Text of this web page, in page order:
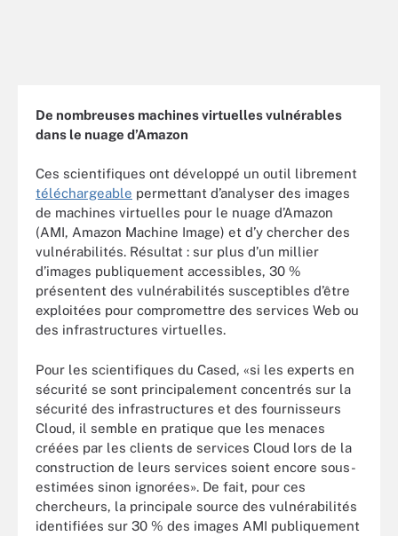
De nombreuses machines virtuelles vulnérables
dans le nuage d’Amazon
Ces scientifiques ont développé un outil librement
téléchargeable permettant d’analyser des images
de machines virtuelles pour le nuage d’Amazon
(AMI, Amazon Machine Image) et d’y chercher des
vulnérabilités. Résultat : sur plus d’un millier
d’images publiquement accessibles, 30 %
présentent des vulnérabilités susceptibles d’être
exploitées pour compromettre des services Web ou
des infrastructures virtuelles.
Pour les scientifiques du Cased, «si les experts en
sécurité se sont principalement concentrés sur la
sécurité des infrastructures et des fournisseurs
Cloud, il semble en pratique que les menaces
créées par les clients de services Cloud lors de la
construction de leurs services soient encore sous-
estimées sinon ignorées». De fait, pour ces
chercheurs, la principale source des vulnérabilités
identifiées sur 30 % des images AMI publiquement